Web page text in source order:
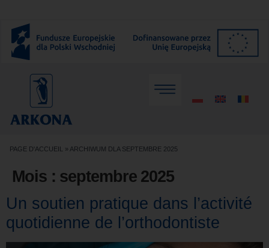
PAGE D'ACCUEIL » ARCHIWUM DLA SEPTEMBRE 2025
Mois : septembre 2025
Un soutien pratique dans l’activité
quotidienne de l’orthodontiste